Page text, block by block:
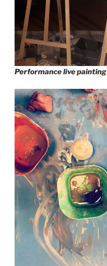
Performance live painting